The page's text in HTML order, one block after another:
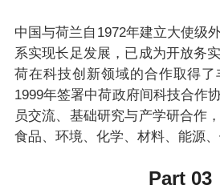
中国与荷兰自1972年建立大使级
系实现长足发展，已成为开放务
荷在科技创新领域的合作取得
1999年签署中荷政府间科技合作
员交流、基础研究与产学研合作
食品、环境、化学、材料、能源、
Part 03